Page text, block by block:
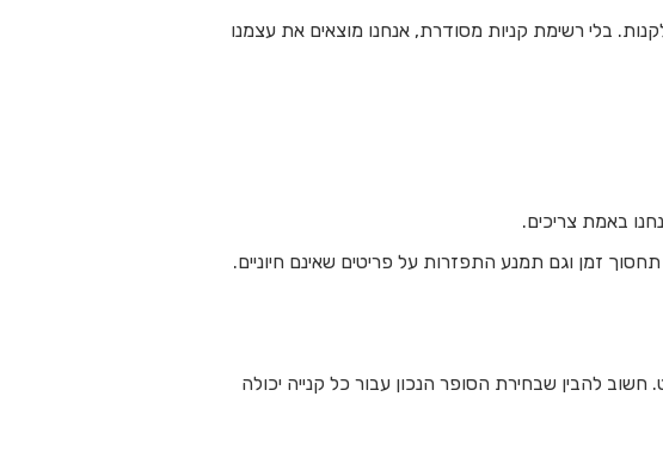
בלי רשימת קניות מסודרת, אנחנו מוצאים את עצמנו
באמת צריכים.
זמן וגם תמנע התפזרות על פריטים שאינם חיוניים.
להבין שבחירת הסופר הנכון עבור כל קנייה יכולה